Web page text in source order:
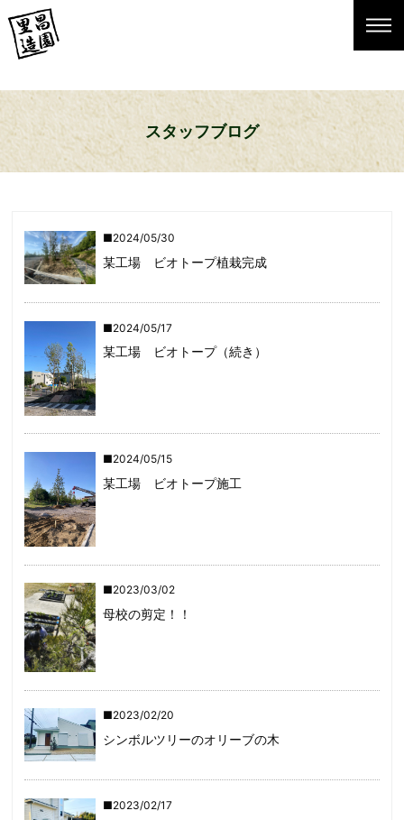
スタッフブログ
2024/05/30
某工場 ビオトープ植栽完成
2024/05/17
某工場 ビオトープ（続き）
2024/05/15
某工場 ビオトープ施工
2023/03/02
母校の剪定！！
2023/02/20
シンボルツリーのオリーブの木
2023/02/17